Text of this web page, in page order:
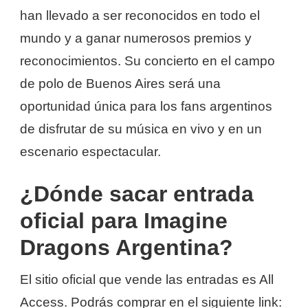
han llevado a ser reconocidos en todo el
mundo y a ganar numerosos premios y
reconocimientos. Su concierto en el campo
de polo de Buenos Aires será una
oportunidad única para los fans argentinos
de disfrutar de su música en vivo y en un
escenario espectacular.
¿Dónde sacar entrada
oficial para Imagine
Dragons Argentina?
El sitio oficial que vende las entradas es All
Access. Podrás comprar en el siguiente link: